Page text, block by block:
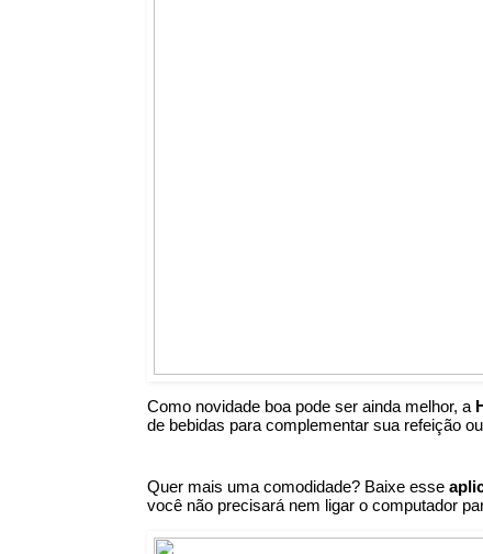
Como novidade boa pode ser ainda melhor, a
de bebidas para complementar sua refeição
Quer mais uma comodidade? Baixe esse
você não precisará nem ligar o computador